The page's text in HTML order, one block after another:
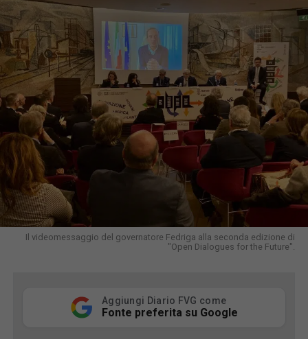
Il videomessaggio del governatore Fedriga alla seconda edizione di
"Open Dialogues for the Future".
Aggiungi Diario FVG come
Fonte preferita su Google